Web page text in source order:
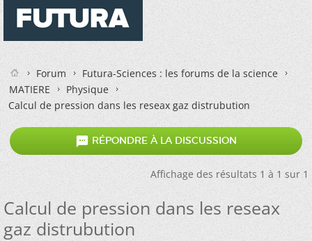
Forum
Futura-Sciences : les forums de la science
MATIERE
Physique
Calcul de pression dans les reseax gaz distrubution
 RÉPONDRE À LA DISCUSSION
Affichage des résultats 1 à 1 sur 1
Calcul de pression dans les reseax
gaz distrubution